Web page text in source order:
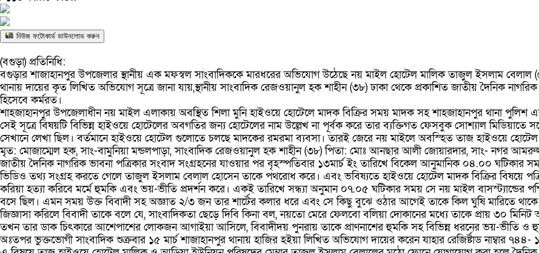
নিউজ ফটোকার্ড ডাউনলোড করুন
(বগুড়া) প্রতিনিধি:
বগুড়ার শাজাহানপুর উপজেলার স্থানীয় এক মফস্বল সাংবাদিককে মারধরের অভিযোগ উঠেছে নয় মাইল হোটেল মালিক তাজুল ইসলাম বেলাল
থানায় দায়ের কৃত লিখিত অভিযোগ সূত্রে জানা যায়,স্থানীয় সাংবাদিক রেজওয়ানুল হক শাহীন (৩৮) ঢাকা থেকে প্রকাশিত জাতীয় দৈনিক নাগরিক
হিসেবে কর্মরত।
শাহজাহানপুর উপজেলাধীন নয় মাইল এলাকায় অবস্থিত শিলা মুনি হাইওয়ে হোটেলে মাদক বিক্রির সময় মাদক সহ শাহজাহানপুর থানা পুলিশ
সেই সূত্রে বিষয়টি বিভিন্ন হাইওয়ে হোটেলের অবগতির জন্য হোটেলের নাম উল্লেখ না পূর্বক করে তার ব্যক্তিগত ফেসবুক সোশ্যাল মিডিয়াতে
সেখানে লেখা ছিল। বর্তমানে হাইওয়ে হোটেল গুলোতে চলছে মাদকের রমরমা ব্যবসা। তারই জেরে নয় মাইলে অবস্হিত তাজ হাইওয়ে
মৃত: মোজাম্মেল হক, সাং-বামুনিয়া মন্ডলপাড়া, সাংবাদিক রেজওয়ানুল হক শাহীন (৩৮) পিতা: মোঃ আনছার আলী জোয়ারদার, সাং- নগর
জাতীয় দৈনিক নাগরিক ভাবনা পত্রিকার সংবাদ সংগ্রহনের যাওয়ার পর বৃহস্পতিবার ১৩মার্চ ইং তারিখে বিকেল আনুমানিক ০৪.০০ ঘটিকার
ভিডিও তথ্য সংগ্রহ করতে গেলে তাজুল ইসলাম বেলাল হোসেন তাকে পথরোধ করে। এবং ভবিষ্যতে হাইওয়ে হোটেল মাদক বিক্রির বিষয়ে
করিয়া হত্যা করিবে মর্মে হুমকি এবং ভয়-ভীতি প্রদর্শন করে। একই তারিখে সন্ধ্যা অনুমান ০৭.০৫ ঘটিকার সময় সে নয় মাইল বাসস্ট্যান্ডের
বসে ছিল। এমন সময় উক্ত বিবাদী সহ অজ্ঞাত ২/৩ জন তার শার্টের কলার ধরে এবং সে কিছু বুঝে ওঠার আগেই তাকে কিল ঘুষি মারিতে
জিজ্ঞাসা করিলে বিবাদী তাকে বলে যে, সাংবাদিকতা ছেড়ে দিবি কিনা বল, নয়তো মেরে ফেলবো বলিয়া দোকানের মধ্যে তাকে প্রায় ৩০ মিনিট
তখন তার ডাক চিৎকারে আশেপাশের লোকজন আগাইয়া আসিলে, বিবাদীদয় পুনরায় তাকে প্রাণনাশের হুমকি সহ বিভিন্ন ধরনের ভয়-ভীতি ও
অঃতপর ভুক্তভোগী সাংবাদিক শুক্রবার ১৫ মার্চ শাজাহানপুর থানায় হাজির হইয়া লিখিত অভিযোগ দায়ের করেন যাহার রেজির্ষ্টাড নাম্বার